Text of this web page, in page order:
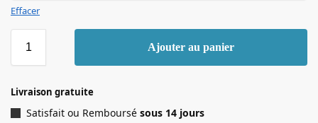
Effacer
Ajouter au panier
Livraison gratuite
Satisfait ou Remboursé sous 14 jours